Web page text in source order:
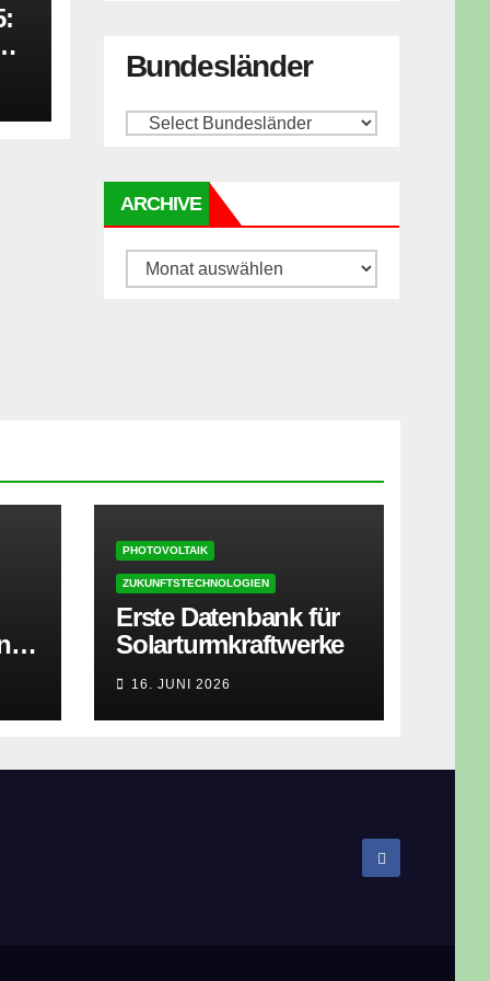
Bundesländer
ARCHIVE
Archive
PHOTOVOLTAIK
ZUKUNFTSTECHNOLOGIEN
Erste Datenbank für
Solarturmkraftwerke
16. JUNI 2026